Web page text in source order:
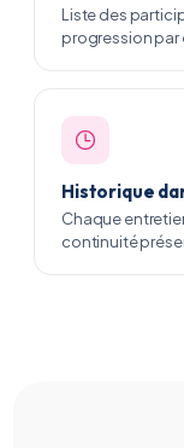
Liste des
progression par
Historique
Chaque
continuité